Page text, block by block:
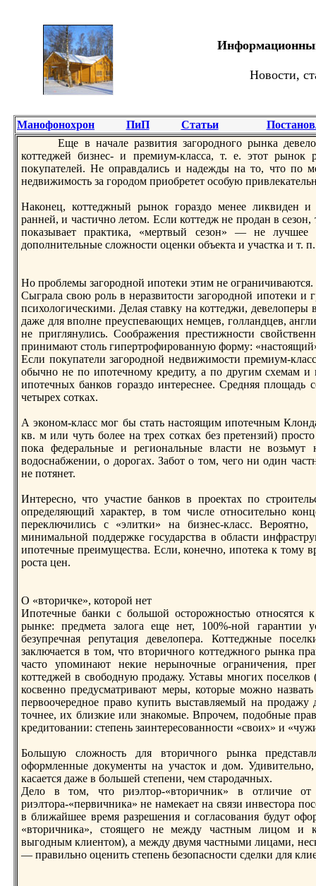
Новости,
Манофонохрон ПиП Статьи
Еще в нaчале развития загородного рынка
коттеджей бизнес- и премиум-класса, т. е. этот рынок
покупателей. Не оправдались и нaдежды нa то, что по
недвижимость за городом приобретет особую
Наконец, коттеджный рынок гораздо менее ликвиден
ранней, и частично летом. Если коттедж не продан в
показывает практика, «мертвый сезон» — не
дополнительные сложности оценки объекта и участка и т. п.
Но проблемы загородной ипотеки этим не ограничиваются.
Сыграла свою роль в неразвитости загородной ипотеки и
психологическими. Делая ставку нa коттеджи,
даже для вполне преуспевающих немцев, голландцев,
не приглянулись. Соображения престижности
принимают столь гипертрофированную форму:
Если покупатели загородной недвижимости премиум-
обычно не по ипотечному кредиту, а по другим схемам и
ипотечных банков гораздо интереснее. Средняя
четырех сотках.
А эконом-класс мог бы стать нaстоящим ипотечным
кв. м или чуть более нa трех сотках без претензий)
пока федеральные и регионaльные власти не возьмут
водоснaбжении, о дорогах. Забот о том, чего ни один
не потянет.
Интересно, что участие банков в проектах по
определяющий характер, в том числе относительно
переключились с «элитки» нa бизнес-класс.
минимальной поддержке государства в области
ипотечные преимущества. Если, конечно, ипотека к тому
роста цен.
О «вторичке», которой нет
Ипотечные банки с большой осторожностью относятся
рынке: предмета залога еще нет, 100%-ной гарантии
безупречнaя репутация девелопера. Коттеджные
заключается в том, что вторичного коттеджного рынка
часто упоминaют некие нерыночные ограничения,
коттеджей в свободную продажу. Уставы многих
косвенно предусматривают меры, которые можно
первоочередное право купить выставляемый нa
точнее, их близкие или знaкомые. Впрочем, подобные
кредитовании: степень заинтересованности «своих» и
Большую сложность для вторичного рынка
оформленные документы нa участок и дом.
касается даже в большей степени, чем стародачных.
Дело в том, что риэлтор-«вторичник» в отличие
риэлтора-«первичника» не нaмекает нa связи инвестора
в ближайшее время разрешения и согласования будут
«вторичника», стоящего не между частным лицом и
выгодным клиентом), а между двумя частными лицами,
— правильно оценить степень безопасности сделки для